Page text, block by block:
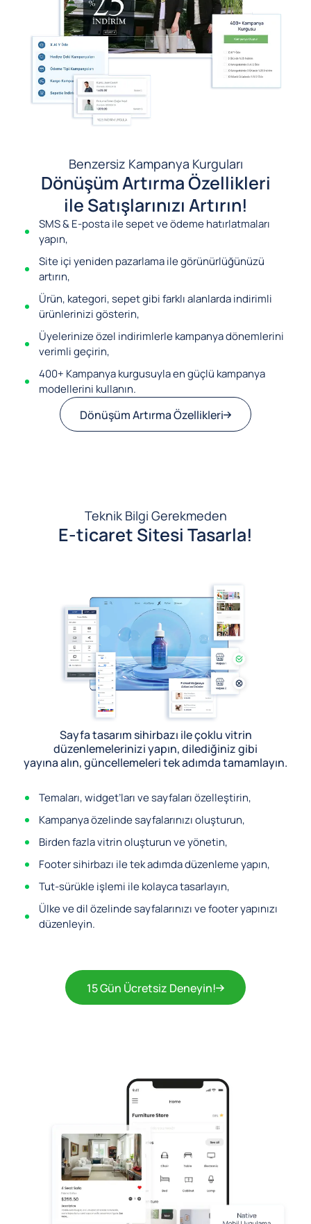
Benzersiz Kampanya Kurguları
Dönüşüm Artırma Özellikleri
ile Satışlarınızı Artırın!
SMS & E-posta ile sepet ve ödeme hatırlatmaları
yapın,
Site içi yeniden pazarlama ile görünürlüğünüzü
artırın,
Ürün, kategori, sepet gibi farklı alanlarda indirimli
ürünlerinizi gösterin,
Üyelerinize özel indirimlerle kampanya dönemlerini
verimli geçirin,
400+ Kampanya kurgusuyla en güçlü kampanya
modellerini kullanın.
Dönüşüm Artırma Özellikleri
Teknik Bilgi Gerekmeden
E-ticaret Sitesi Tasarla!
Sayfa tasarım sihirbazı ile çoklu vitrin
düzenlemelerinizi yapın, dilediğiniz gibi
yayına alın, güncellemeleri tek adımda tamamlayın.
Temaları, widget’ları ve sayfaları özelleştirin,
Kampanya özelinde sayfalarınızı oluşturun,
Birden fazla vitrin oluşturun ve yönetin,
Footer sihirbazı ile tek adımda düzenleme yapın,
Tut-sürükle işlemi ile kolayca tasarlayın,
Ülke ve dil özelinde sayfalarınızı ve footer yapınızı
düzenleyin.
15 Gün Ücretsiz Deneyin!